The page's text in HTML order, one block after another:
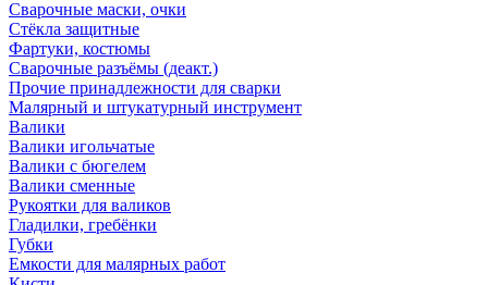
Сварочные маски, очки
Стёкла защитные
Фартуки, костюмы
Сварочные разъёмы (деакт.)
Прочие принадлежности для сварки
Малярный и штукатурный инструмент
Валики
Валики игольчатые
Валики с бюгелем
Валики сменные
Рукоятки для валиков
Гладилки, гребёнки
Губки
Емкости для малярных работ